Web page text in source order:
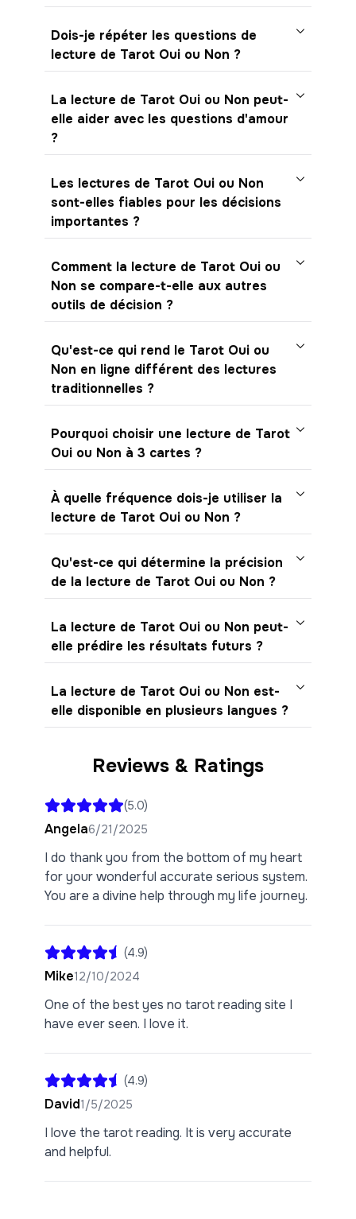
Dois-je répéter les questions de
lecture de Tarot Oui ou Non ?
La lecture de Tarot Oui ou Non peut-
elle aider avec les questions d'amour
?
Les lectures de Tarot Oui ou Non
sont-elles fiables pour les décisions
importantes ?
Comment la lecture de Tarot Oui ou
Non se compare-t-elle aux autres
outils de décision ?
Qu'est-ce qui rend le Tarot Oui ou
Non en ligne différent des lectures
traditionnelles ?
Pourquoi choisir une lecture de Tarot
Oui ou Non à 3 cartes ?
À quelle fréquence dois-je utiliser la
lecture de Tarot Oui ou Non ?
Qu'est-ce qui détermine la précision
de la lecture de Tarot Oui ou Non ?
La lecture de Tarot Oui ou Non peut-
elle prédire les résultats futurs ?
La lecture de Tarot Oui ou Non est-
elle disponible en plusieurs langues ?
Reviews & Ratings
(5.0)
Angela6/21/2025
I do thank you from the bottom of my heart
for your wonderful accurate serious system.
You are a divine help through my life journey.
(4.9)
Mike12/10/2024
One of the best yes no tarot reading site I
have ever seen. I love it.
(4.9)
David1/5/2025
I love the tarot reading. It is very accurate
and helpful.